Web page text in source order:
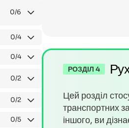
0/6
0/4
0/4
0/2
0/2
0/5
РОЗДІЛ 4
Цей розділ
транспортних
іншого, ви